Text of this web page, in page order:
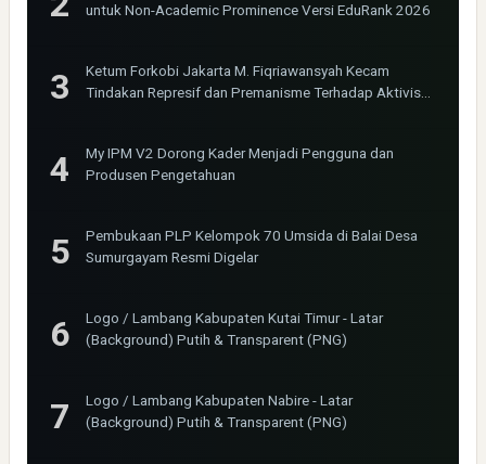
untuk Non-Academic Prominence Versi EduRank 2026
Ketum Forkobi Jakarta M. Fiqriawansyah Kecam
Tindakan Represif dan Premanisme Terhadap Aktivis
My IPM V2 Dorong Kader Menjadi Pengguna dan
Produsen Pengetahuan
Pembukaan PLP Kelompok 70 Umsida di Balai Desa
Sumurgayam Resmi Digelar
Logo / Lambang Kabupaten Kutai Timur - Latar
(Background) Putih & Transparent (PNG)
Logo / Lambang Kabupaten Nabire - Latar
(Background) Putih & Transparent (PNG)